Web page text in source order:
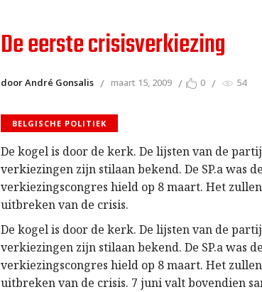
De eerste crisisverkiezing
door André Gonsalis maart 15, 2009 0 54
BELGISCHE POLITIEK
De kogel is door de kerk. De lijsten van de
verkiezingen zijn stilaan bekend. De SP.a was
verkiezingscongres hield op 8 maart. Het
uitbreken van de crisis.
De kogel is door de kerk. De lijsten van de
verkiezingen zijn stilaan bekend. De SP.a was
verkiezingscongres hield op 8 maart. Het
uitbreken van de crisis. 7 juni valt bovendien